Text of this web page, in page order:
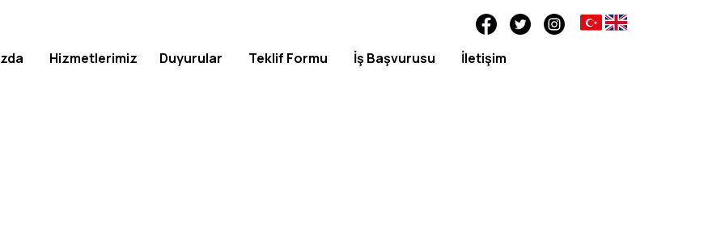
Hizmetlerimiz Duyurular Teklif Formu İş Başvurusu İletişim